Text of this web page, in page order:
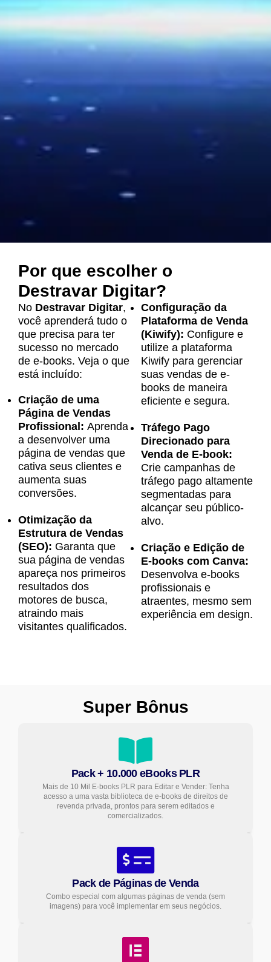
Por que escolher o
Destravar Digitar?
No Destravar Digitar,
você aprenderá tudo o
que precisa para ter
sucesso no mercado
de e-books. Veja o que
está incluído:
Criação de uma
Página de Vendas
Profissional: Aprenda
a desenvolver uma
página de vendas que
cativa seus clientes e
aumenta suas
conversões.
Otimização da
Estrutura de Vendas
(SEO): Garanta que
sua página de vendas
apareça nos primeiros
resultados dos
motores de busca,
atraindo mais
visitantes qualificados.
Configuração da
Plataforma de Venda
(Kiwify): Configure e
utilize a plataforma
Kiwify para gerenciar
suas vendas de e-
books de maneira
eficiente e segura.
Tráfego Pago
Direcionado para
Venda de E-book:
Crie campanhas de
tráfego pago altamente
segmentadas para
alcançar seu público-
alvo.
Criação e Edição de
E-books com Canva:
Desenvolva e-books
profissionais e
atraentes, mesmo sem
experiência em design.
Super Bônus
Pack + 10.000 eBooks PLR
Mais de 10 Mil E-books PLR para Editar e Vender: Tenha
acesso a uma vasta biblioteca de e-books de direitos de
revenda privada, prontos para serem editados e
comercializados.
Pack de Páginas de Venda
Combo especial com algumas páginas de venda (sem
imagens) para você implementar em seus negócios.